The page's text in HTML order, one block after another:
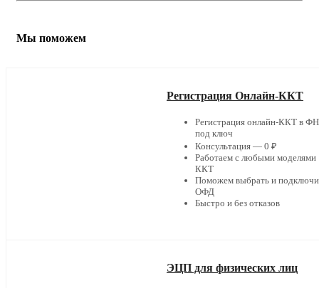
Мы поможем
Регистрация Онлайн-ККТ
Регистрация онлайн-ККТ в
под ключ
Консультация — 0 ₽
Работаем с любыми моделями
ККТ
Поможем выбрать и
ОФД
Быстро и без отказов
ЭЦП для физических лиц